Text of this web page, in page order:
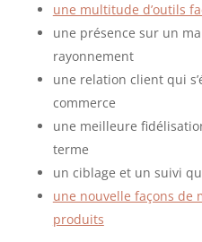
une multitude d’outils
une présence sur un
rayonnement
une relation client qui
commerce
une meilleure
terme
un ciblage et un suivi
une nouvelle façons de
produits